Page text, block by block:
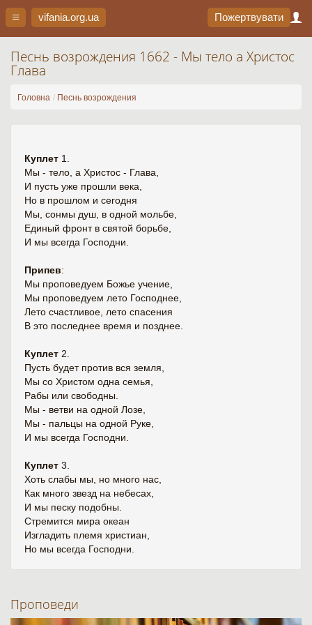
vifania.org.ua Пожертвувати
Песнь возрождения 1662 - Мы тело а Христос
Глава
Головна Песнь возрождения
Куплет 1.
Мы - тело, а Христос - Глава,
И пусть уже прошли века,
Но в прошлом и сегодня
Мы, сонмы душ, в одной мольбе,
Единый фронт в святой борьбе,
И мы всегда Господни.
Припев:
Мы проповедуем Божье учение,
Мы проповедуем лето Господнее,
Лето счастливое, лето спасения
В это последнее время и позднее.
Куплет 2.
Пусть будет против вся земля,
Мы со Христом одна семья,
Рабы или свободны.
Мы - ветви на одной Лозе,
Мы - пальцы на одной Руке,
И мы всегда Господни.
Куплет 3.
Хоть слабы мы, но много нас,
Как много звезд на небесах,
И мы песку подобны.
Стремится мира океан
Изгладить племя христиан,
Но мы всегда Господни.
Проповеди